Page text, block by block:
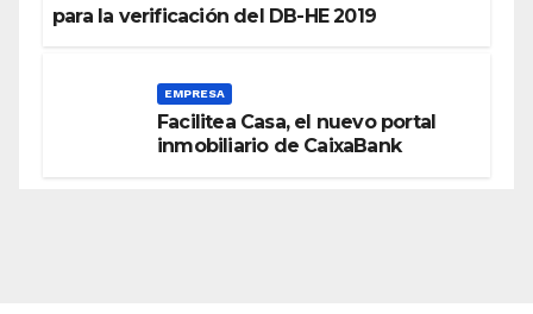
para la verificación del DB-HE 2019
EMPRESA
Facilitea Casa, el nuevo portal
inmobiliario de CaixaBank